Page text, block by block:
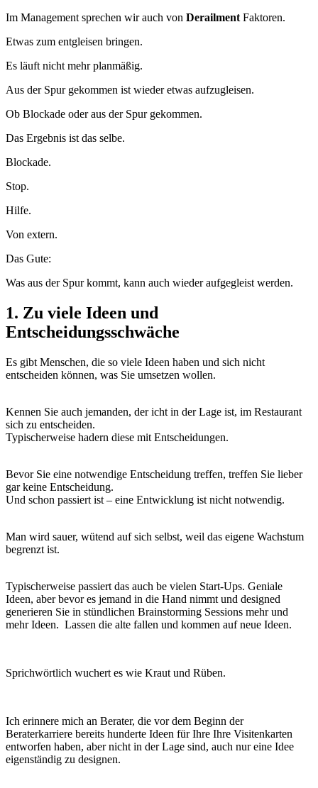
Im Management sprechen wir auch von Derailment Faktoren.
Etwas zum entgleisen bringen.
Es läuft nicht mehr planmäßig.
Aus der Spur gekommen ist wieder etwas aufzugleisen.
Ob Blockade oder aus der Spur gekommen.
Das Ergebnis ist das selbe.
Blockade.
Stop.
Hilfe.
Von extern.
Das Gute:
Was aus der Spur kommt, kann auch wieder aufgegleist werden.
1. Zu viele Ideen und
Entscheidungsschwäche
Es gibt Menschen, die so viele Ideen haben und sich nicht
entscheiden können, was Sie umsetzen wollen.
Kennen Sie auch jemanden, der icht in der Lage ist, im Restaurant
sich zu entscheiden.
Typischerweise hadern diese mit Entscheidungen.
Bevor Sie eine notwendige Entscheidung treffen, treffen Sie lieber
gar keine Entscheidung.
Und schon passiert ist – eine Entwicklung ist nicht notwendig.
Man wird sauer, wütend auf sich selbst, weil das eigene Wachstum
begrenzt ist.
Typischerweise passiert das auch be vielen Start-Ups. Geniale
Ideen, aber bevor es jemand in die Hand nimmt und designed
generieren Sie in stündlichen Brainstorming Sessions mehr und
mehr Ideen. Lassen die alte fallen und kommen auf neue Ideen.
Sprichwörtlich wuchert es wie Kraut und Rüben.
Ich erinnere mich an Berater, die vor dem Beginn der
Beraterkarriere bereits hunderte Ideen für Ihre Ihre Visitenkarten
entworfen haben, aber nicht in der Lage sind, auch nur eine Idee
eigenständig zu designen.